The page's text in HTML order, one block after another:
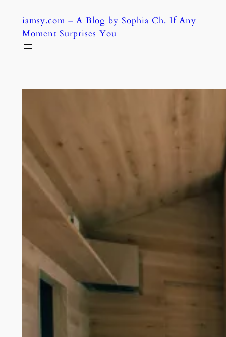
content
iamsy.com – A Blog by Sophia Ch. If Any
Moment Surprises You